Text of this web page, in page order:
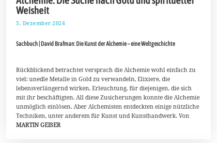
Weisheit
5. Dezember 2024
D
m
b
e
r
0
2
Sachbuch | David Brafman: Die Kunst der Alchemie – eine Weltgeschichte
Rückblickend betrachtet versprach die Alchemie wohl einfach zu
viel: unedle Metalle in Gold zu verwandeln, Elixiere, die
lebensverlängernd wirken, Erleuchtung, für diejenigen, die sich
mit ihr beschäftigten. All diese Zusicherungen konnte die Alchemie
unmöglich einlösen. Aber Alchemisten entdeckten einige nützliche
Techniken, unter anderem für Kunst und Kunsthandwerk. Von
MARTIN GEISER